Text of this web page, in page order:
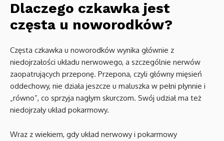
Dlaczego czkawka jest
częsta u noworodków?
Częsta czkawka u noworodków wynika głównie z
niedojrzałości układu nerwowego, a szczególnie nerwów
zaopatrujących przeponę. Przepona, czyli główny mięsień
oddechowy, nie działa jeszcze u maluszka w pełni płynnie i
„równo”, co sprzyja nagłym skurczom. Swój udział ma też
niedojrzały układ pokarmowy.
Wraz z wiekiem, gdy układ nerwowy i pokarmowy